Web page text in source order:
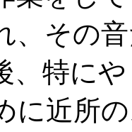
、その
、特に
に近所